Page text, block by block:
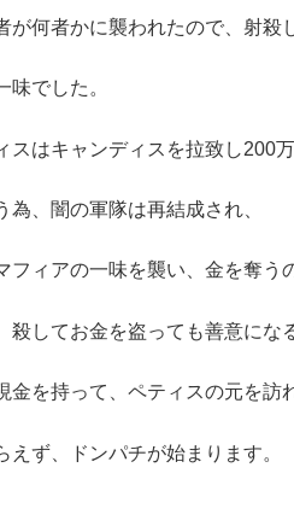
が何者かに襲われたので、射殺
味でした。
スはキャンディスを拉致し200
為、闇の軍隊は再結成され、
フィアの一味を襲い、金を奪う
殺してお金を盗っても善意にな
金を持って、ペティスの元を訪
えず、ドンパチが始まります。